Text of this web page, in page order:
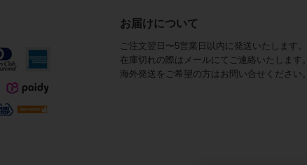
お届けについて
ご注文翌日〜5営業日以内に発送いたします。
在庫切れの際はメールにてご連絡いたします。
海外発送をご希望の方はお問い合せください。